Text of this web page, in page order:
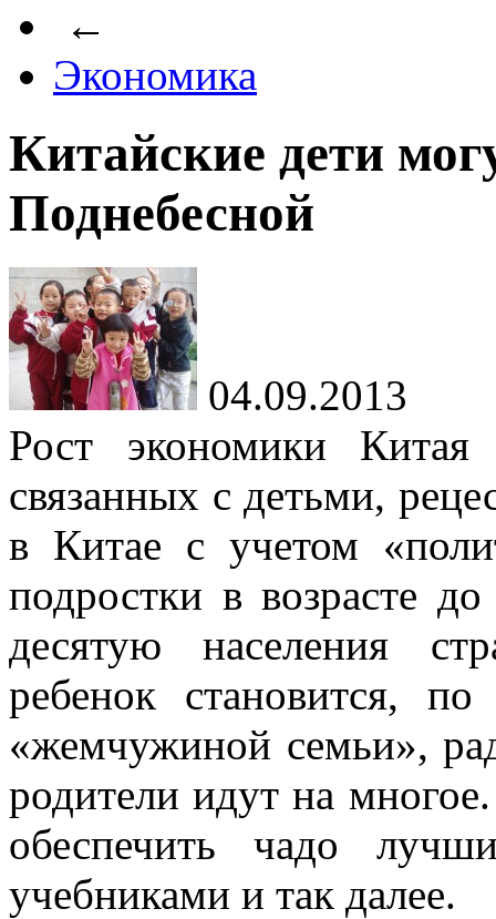
←
Экономика
Китайские дети
Поднебесной
04.09.2013
Рост экономики Китая
связанных с детьми,
в Китае с учетом
подростки в возрасте
десятую населения
ребенок становится,
«жемчужиной семьи»,
родители идут на
обеспечить чадо
учебниками и так далее.